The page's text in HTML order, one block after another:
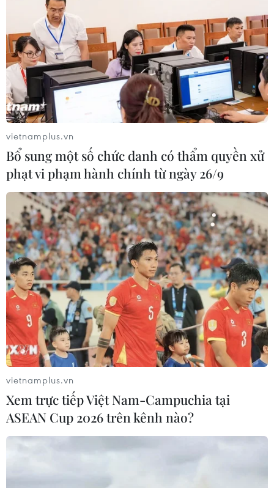
vietnamplus.vn
Bổ sung một số chức danh có thẩm quyền xử
phạt vi phạm hành chính từ ngày 26/9
vietnamplus.vn
Xem trực tiếp Việt Nam-Campuchia tại
ASEAN Cup 2026 trên kênh nào?